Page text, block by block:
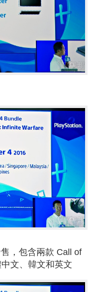
，包含兩款 Call of
文、韓文和英文